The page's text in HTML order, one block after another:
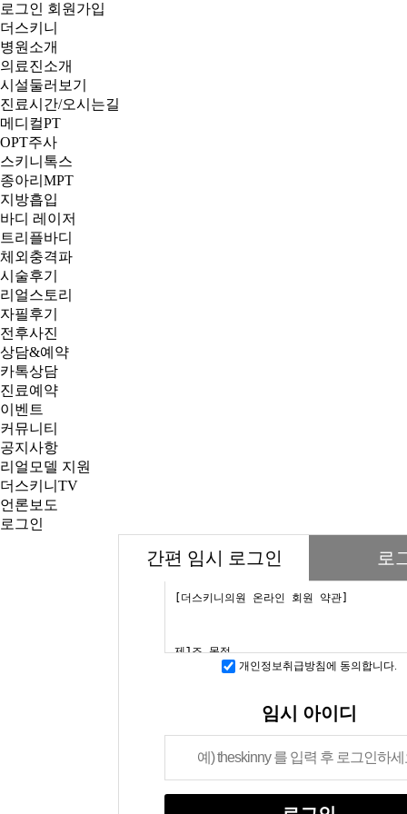
로그인 회원가입
더스키니
병원소개
의료진소개
시설둘러보기
진료시간/오시는길
메디컬PT
OPT주사
스키니톡스
종아리MPT
지방흡입
바디 레이저
트리플바디
체외충격파
시술후기
리얼스토리
자필후기
전후사진
상담&예약
카톡상담
진료예약
이벤트
커뮤니티
공지사항
리얼모델 지원
더스키니TV
언론보도
로그인
간편 임시 로그인 로
개인정보취급방침에 동의합니다.
임시 아이디